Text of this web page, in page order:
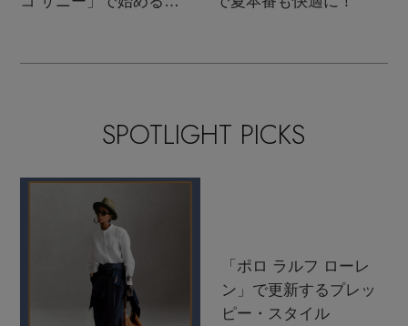
SPOTLIGHT PICKS
「ポロ ラルフ ローレ
ン」で更新するプレッ
ピー・スタイル